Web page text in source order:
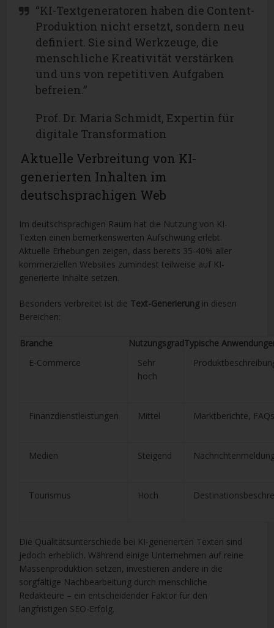
“KI-Textgeneratoren haben die Content-
Produktion nicht ersetzt, sondern neu
definiert. Sie sind Werkzeuge, die
menschliche Kreativität verstärken
und uns von repetitiven Aufgaben
befreien.”
Prof. Dr. Maria Schmidt, Expertin für
digitale Transformation
Aktuelle Verbreitung von KI-
generierten Inhalten im
deutschsprachigen Web
Im deutschsprachigen Raum hat die Nutzung von KI-
Texten einen bemerkenswerten Aufschwung erlebt.
Aktuelle Erhebungen zeigen, dass bereits 35-40% aller
kommerziellen Websites zumindest teilweise auf KI-
generierte Inhalte setzen.
Besonders verbreitet ist die Text-Generierungin diesen
Bereichen:
Branche NutzungsgradTypische
E-Commerce
Sehr
hoch
Finanzdienstleistungen Mittel Marktberichte,
Medien Steigend
Tourismus Hoch
Die Qualitätsunterschiede bei KI-generierten Texten sind
jedoch erheblich. Während einige Unternehmen auf reine
Massenproduktion setzen, investieren andere in die
sorgfältige Nachbearbeitung durch menschliche
Redakteure – ein entscheidender Faktor für den
langfristigen SEO-Erfolg.